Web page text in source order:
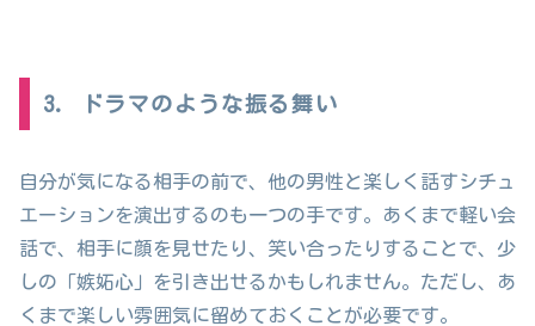
3. ドラマのような振る舞い
自分が気になる相手の前で、他の男性と楽しく話すシチュ
エーションを演出するのも一つの手です。あくまで軽い会
話で、相手に顔を見せたり、笑い合ったりすることで、少
しの「嫉妬心」を引き出せるかもしれません。ただし、あ
くまで楽しい雰囲気に留めておくことが必要です。